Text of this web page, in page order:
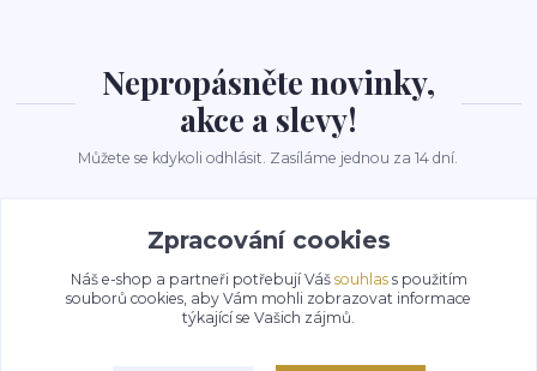
Nepropásněte novinky,
akce a slevy!
Můžete se kdykoli odhlásit. Zasíláme jednou za 14 dní.
Souhlasím sezpracováním osobních údajůza účelem rozesílky newsletteru.
Zpracování cookies
Náš e-shop a partneři potřebují Váš souhlass použitím
souborů cookies, aby Vám mohli zobrazovat informace
týkající se Vašich zájmů.